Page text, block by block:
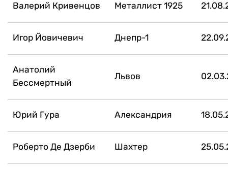
Валерий Кривенцов Металлист 1925
Игор Йовичевич Днепр-1
Анатолий
Бессмертный
Львов
Юрий Гура Александрия
Роберто Де Дзерби Шахтер